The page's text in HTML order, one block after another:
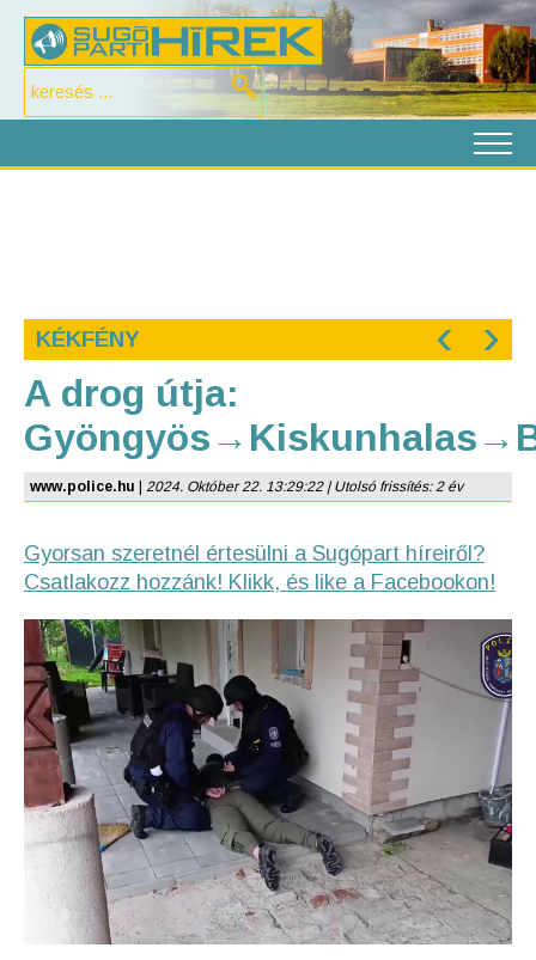
KÉKFÉNY ‹ ›
A drog útja:
www.police.hu 2024. Október 22. 13:29:22 | Utolsó frissítés: 2 év
Gyorsan szeretnél értesülni a Sugópart híreiről?
Csatlakozz hozzánk! Klikk, és like a Facebookon!